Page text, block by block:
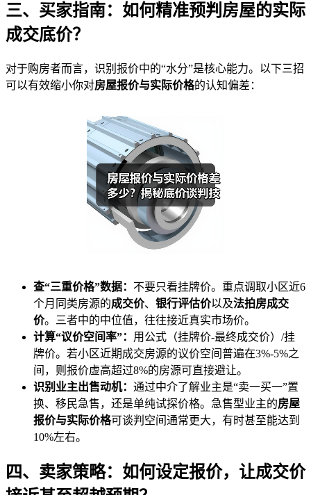
三、买家指南：如何精准预判房屋的实际
成交底价？
对于购房者而言，识别报价中的“水分”是核心能力。以下三招
可以有效缩小你对房屋报价与实际价格的认知偏差：
查“三重价格”数据： 不要只看挂牌价。重点调取小区近6
个月同类房源的成交价、 银行评估价以及法拍房成交
价。三者中的中位值，往往接近真实市场价。
计算“议价空间率”： 用公式（挂牌价-最终成交价）/挂
牌价。若小区近期成交房源的议价空间普遍在3%-5%之
间，则报价虚高超过8%的房源可直接避让。
识别业主出售动机： 通过中介了解业主是“卖一买一”置
换、移民急售，还是单纯试探价格。急售型业主的房屋
报价与实际价格可谈判空间通常更大，有时甚至能达到
10%左右。
四、卖家策略：如何设定报价，让成交价